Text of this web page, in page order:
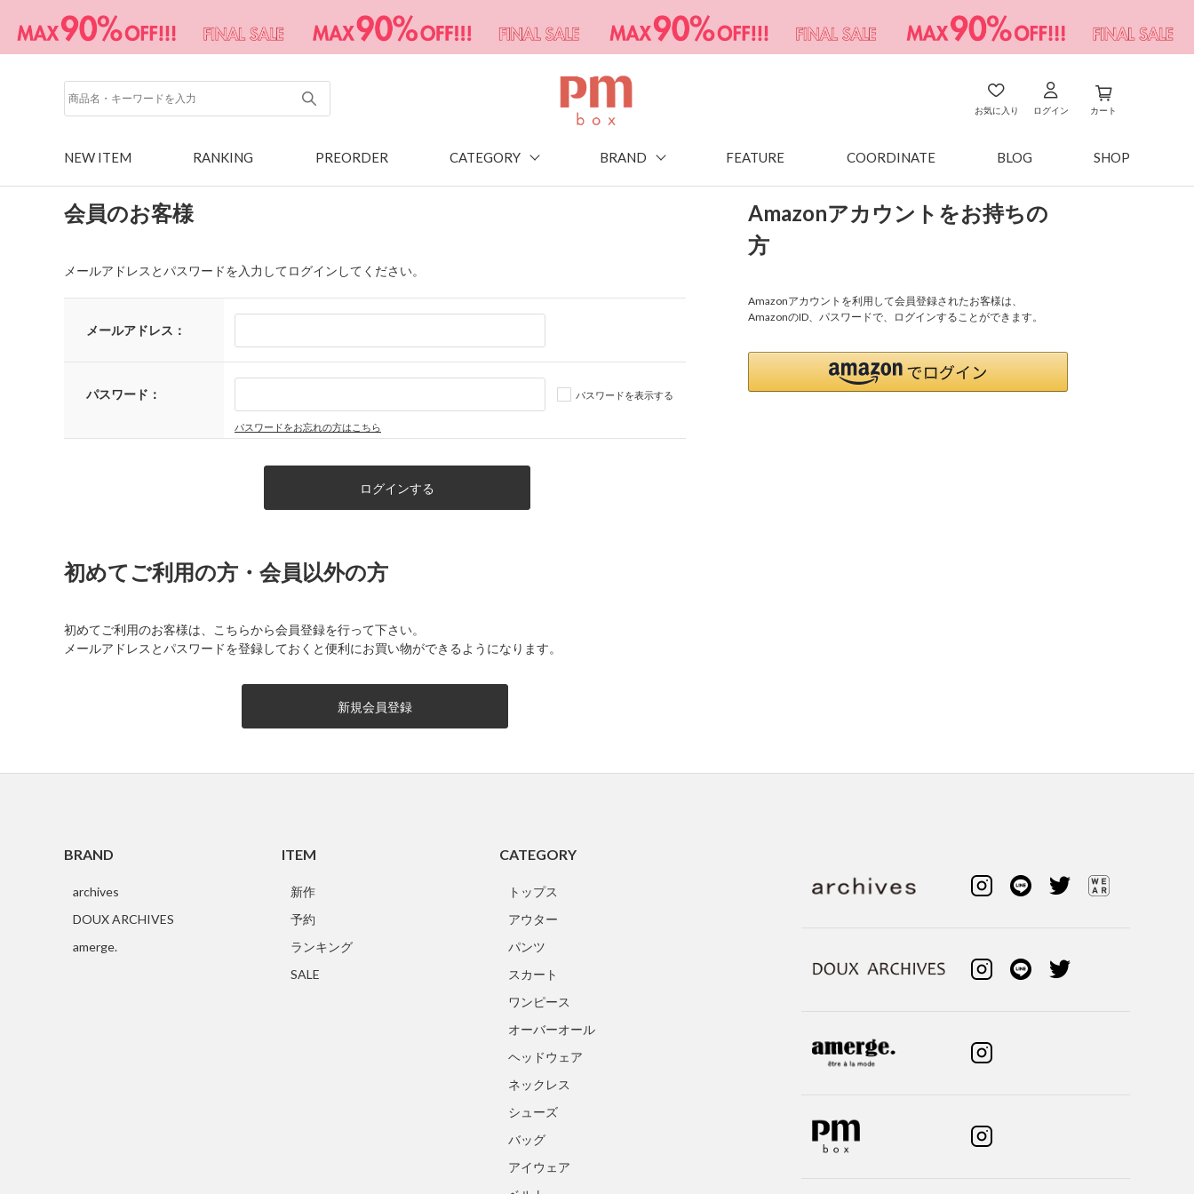
お気に入り ログイン カート
NEW ITEM RANKING PREORDER CATEGORY BRAND FEATURE COORDINATE BLOG SHOP
会員のお客様
メールアドレスとパスワードを入力してログインしてください。
メールアドレス：
パスワード： パスワードを表示する
パスワードをお忘れの方はこちら
Amazonアカウントをお持ちの
方
Amazonアカウントを利用して会員登録されたお客様は、
AmazonのID、パスワードで、ログインすることができます。
初めてご利用の方・会員以外の方
初めてご利用のお客様は、こちらから会員登録を行って下さい。
メールアドレスとパスワードを登録しておくと便利にお買い物ができるようになります。
BRAND
archives
DOUX ARCHIVES
amerge.
ITEM
新作
予約
ランキング
SALE
CATEGORY
トップス
アウター
パンツ
スカート
ワンピース
オーバーオール
ヘッドウェア
ネックレス
シューズ
バッグ
アイウェア